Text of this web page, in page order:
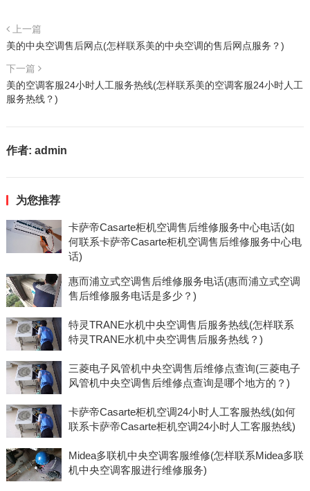
上一篇
美的中央空调售后网点(怎样联系美的中央空调的售后网点服务？)
下一篇
美的空调客服24小时人工服务热线(怎样联系美的空调客服24小时人工
服务热线？)
作者: admin
为您推荐
卡萨帝Casarte柜机空调售后维修服务中心电话(如
何联系卡萨帝Casarte柜机空调售后维修服务中心电
话)
惠而浦立式空调售后维修服务电话(惠而浦立式空调
售后维修服务电话是多少？)
特灵TRANE水机中央空调售后服务热线(怎样联系
特灵TRANE水机中央空调售后服务热线？)
三菱电子风管机中央空调售后维修点查询(三菱电子
风管机中央空调售后维修点查询是哪个地方的？)
卡萨帝Casarte柜机空调24小时人工客服热线(如何
联系卡萨帝Casarte柜机空调24小时人工客服热线)
Midea多联机中央空调客服维修(怎样联系Midea多联
机中央空调客服进行维修服务)